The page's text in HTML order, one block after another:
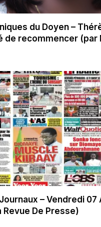
du Doyen –
de recommencer (par
– Vendredi 07
Revue De Presse)